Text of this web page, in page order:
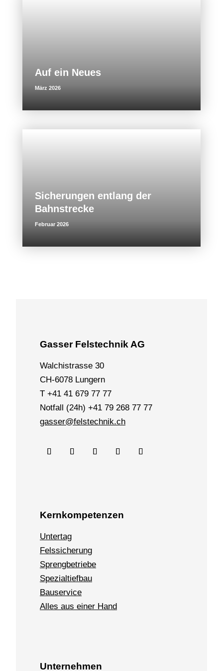
Auf ein Neues
März 2026
Sicherungen entlang der
Bahnstrecke
Februar 2026
Gasser Felstechnik AG
Walchistrasse 30
CH-6078 Lungern
T +41 41 679 77 77
Notfall (24h) +41 79 268 77 77
gasser@felstechnik.ch
Kernkompetenzen
Untertag
Felssicherung
Sprengbetriebe
Spezialtiefbau
Bauservice
Alles aus einer Hand
Unternehmen